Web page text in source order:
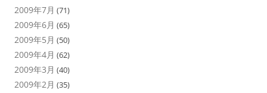
2009年7月 (71)
2009年6月 (65)
2009年5月 (50)
2009年4月 (62)
2009年3月 (40)
2009年2月 (35)